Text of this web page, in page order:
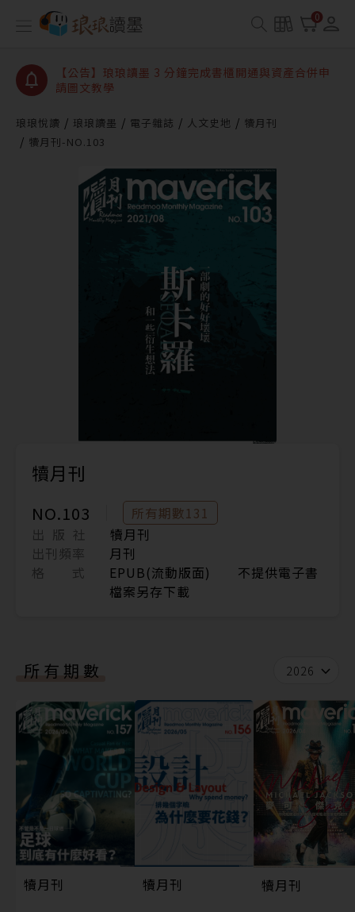
0
【公告】琅琅讀墨數位閱讀資產合併與書櫃開通申請
【公告】琅琅讀墨 3 分鐘完成書櫃開通與資產合併申
請圖文教學
查詢
【公告】琅琅讀墨數位閱讀資產合併與書櫃開通申請
琅琅悅讀 琅琅讀墨 電子雜誌 人文史地
犢月刊
犢月刊-NO.103
犢月刊
NO.103
所有期數131
出 版 社
犢月刊
出刊頻率
月刊
格 式
EPUB(流動版面) 不提供電子書
檔案另存下載
所有期數 2026
犢月刊
犢月刊
犢月刊